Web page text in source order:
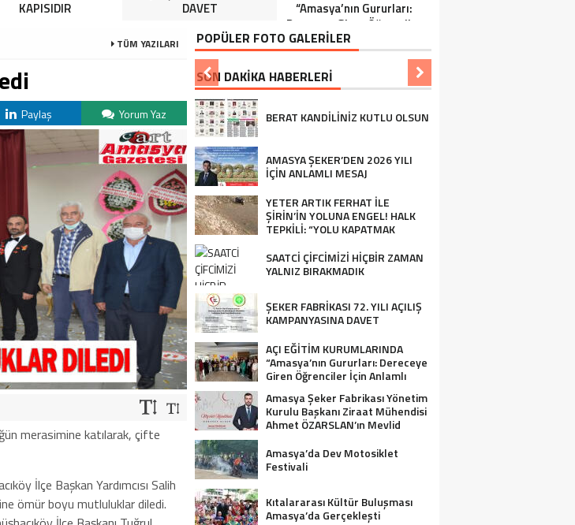
KAPISIDIR
DAVET
“Amasya’nın Gururları:
Dereceye Giren Öğrenciler
İçin Anlamlı Tören”
TÜM YAZILARI
Paylaş Yorum Yaz
merasimine katılarak, çifte
İlçe Başkan Yardımcısı Salih
ömür boyu mutluluklar diledi.
POPÜLER FOTO GALERİLER
SON DAKİKA HABERLERİ
BERAT KANDİLİNİZ KUTLU OLSUN
AMASYA ŞEKER’DEN 2026 YILI
İÇİN ANLAMLI MESAJ
YETER ARTIK FERHAT İLE
ŞİRİN’İN YOLUNA ENGEL! HALK
TEPKİLİ: “YOLU KAPATMAK
SAATCİ ÇİFCİMİZİ HİÇBİR ZAMAN
YALNIZ BIRAKMADIK
ŞEKER FABRİKASI 72. YILI AÇILIŞ
KAMPANYASINA DAVET
AÇI EĞİTİM KURUMLARINDA
“Amasya’nın Gururları: Dereceye
Giren Öğrenciler İçin Anlamlı
Amasya Şeker Fabrikası Yönetim
Kurulu Başkanı Ziraat Mühendisi
Ahmet ÖZARSLAN’ın Mevlid
Amasya’da Dev Motosiklet
Festivali
Kıtalararası Kültür Buluşması
Amasya’da Gerçekleşti